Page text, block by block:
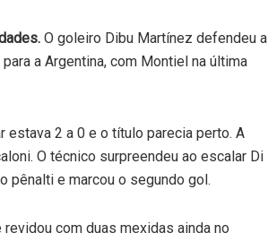
O goleiro Dibu Martínez defendeu a
a Argentina, com Montiel na última
estava 2 a 0 e o título parecia perto. A
O técnico surpreendeu ao escalar Di
pênalti e marcou o segundo gol.
revidou com duas mexidas ainda no